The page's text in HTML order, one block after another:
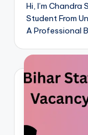
Hi, I’m
Student From
A Professional